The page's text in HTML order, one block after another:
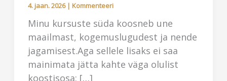
4. jaan. 2026 | Kommenteeri
Minu kursuste süda koosneb une
maailmast, kogemuslugudest ja nende
jagamisest.Aga sellele lisaks ei saa
mainimata jätta kahte väga olulist
koostisosa: […]